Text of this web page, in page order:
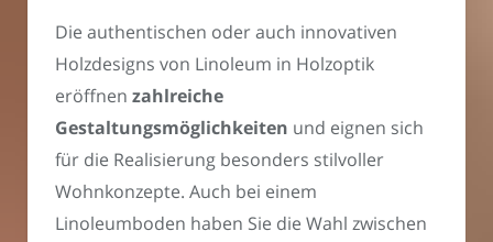
Die authentischen oder auch innovativen
Holzdesigns von Linoleum in Holzoptik
eröffnen zahlreiche
Gestaltungsmöglichkeiten und eignen sich
für die Realisierung besonders stilvoller
Wohnkonzepte. Auch bei einem
Linoleumboden haben Sie die Wahl zwischen